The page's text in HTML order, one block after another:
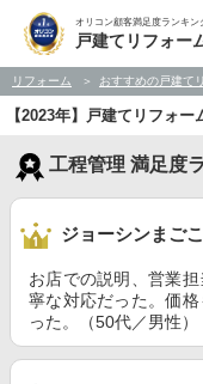
オリコン顧客満足度ランキン
戸建てリフォー
リフォーム おすすめの戸建て
【2023年】戸建てリフォ
工程管理 満足度
ジョーシンまご
お店での説明、営業
寧な対応だった。価
った。（50代／男性）